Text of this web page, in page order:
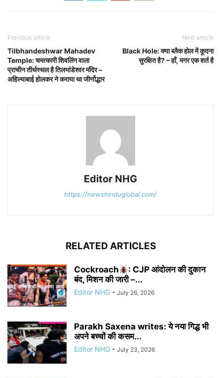
Previous article
Tilbhandeshwar Mahadev
Temple: चमत्कारी शिवलिंग वाला
प्राचीन तीर्थस्थल है तिलभांडेश्वर मंदिर –
अहिल्याबाई होलकर ने कराया था जीर्णोद्धार
Next article
Black Hole: क्या ब्लैक होल में कूदना
सुरक्षित है? – हाँ, मगर एक शर्त है
Editor NHG
https://newshinduglobal.com/
RELATED ARTICLES
Cockroach
: CJP आंदोलन की दुकान
बंद, मिशन की जारी –...
Editor NHG - July 26, 2026
Parakh Saxena writes: ये नया गिद्ध भी
अपने बच्चों की कसम...
Editor NHG - July 23, 2026